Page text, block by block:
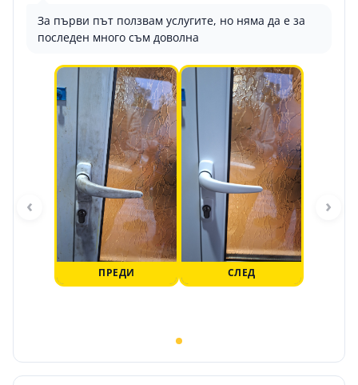
За първи път ползвам услугите, но няма да е за
последен много съм доволна
ПРЕДИ СЛЕД
‹ ›